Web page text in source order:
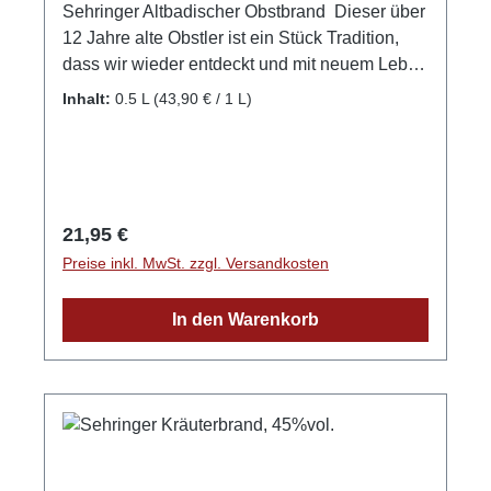
Sehringer Altbadischer Obstbrand Dieser über
12 Jahre alte Obstler ist ein Stück Tradition,
dass wir wieder entdeckt und mit neuem Leben
erfüllt haben. Dieser traditionelle Brand wurde
einer Streuobstwiese eingefangen. GPSR-
Informationen HerstellerFirma: Obsthof
Sehringer GbRLand: DeutschlandStadt:
MengenStraße: Hauptstr. 1aPostleitzahl:
Inhalt: 0.5 L (43,90 € / 1 L)
Regulärer Preis:
21,95 €
Preise inkl. MwSt. zzgl. Versandkosten
In den Warenkorb